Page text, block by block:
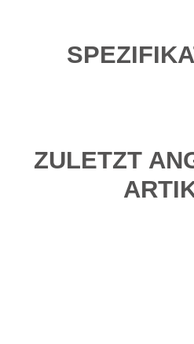
ZULETZT